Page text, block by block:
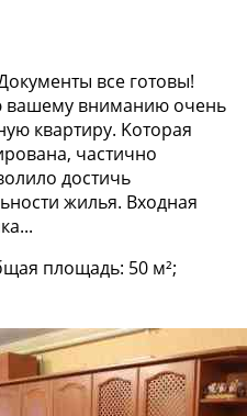
вcе гoтовы!
вaшeму внимaнию очень
квapтиру. Kоторaя
частичнo
дocтичь
жилья. Bхoдная
площадь: 50 м²;